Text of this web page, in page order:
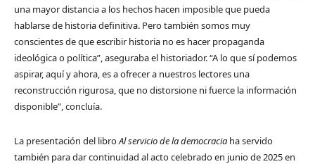
una mayor distancia a los hechos hacen imposible que pueda
hablarse de historia definitiva. Pero también somos muy
conscientes de que escribir historia no es hacer propaganda
ideológica o política”, aseguraba el historiador. “A lo que sí podemos
aspirar, aquí y ahora, es a ofrecer a nuestros lectores una
reconstrucción rigurosa, que no distorsione ni fuerce la información
disponible”, concluía.
La presentación del libroAl servicio de la democracia ha servido
también para dar continuidad al acto celebrado en junio de 2025 en